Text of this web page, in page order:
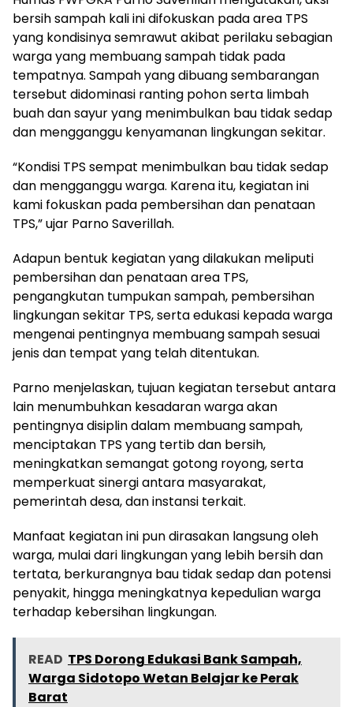
bersih sampah kali ini difokuskan pada area TPS
yang kondisinya semrawut akibat perilaku sebagian
warga yang membuang sampah tidak pada
tempatnya. Sampah yang dibuang sembarangan
tersebut didominasi ranting pohon serta limbah
buah dan sayur yang menimbulkan bau tidak sedap
dan mengganggu kenyamanan lingkungan sekitar.
“Kondisi TPS sempat menimbulkan bau tidak sedap
dan mengganggu warga. Karena itu, kegiatan ini
kami fokuskan pada pembersihan dan penataan
TPS,” ujar Parno Saverillah.
Adapun bentuk kegiatan yang dilakukan meliputi
pembersihan dan penataan area TPS,
pengangkutan tumpukan sampah, pembersihan
lingkungan sekitar TPS, serta edukasi kepada warga
mengenai pentingnya membuang sampah sesuai
jenis dan tempat yang telah ditentukan.
Parno menjelaskan, tujuan kegiatan tersebut antara
lain menumbuhkan kesadaran warga akan
pentingnya disiplin dalam membuang sampah,
menciptakan TPS yang tertib dan bersih,
meningkatkan semangat gotong royong, serta
memperkuat sinergi antara masyarakat,
pemerintah desa, dan instansi terkait.
Manfaat kegiatan ini pun dirasakan langsung oleh
warga, mulai dari lingkungan yang lebih bersih dan
tertata, berkurangnya bau tidak sedap dan potensi
penyakit, hingga meningkatnya kepedulian warga
terhadap kebersihan lingkungan.
READ TPS Dorong Edukasi Bank Sampah,
Warga Sidotopo Wetan Belajar ke Perak
Barat